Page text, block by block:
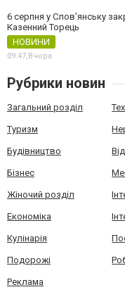
6 серпня у Слов'янську
Казенний Торець
НОВИНИ
09:47, Вчора
Рубрики новин
Загальний розділ
Туризм
Будівництво
Бізнес
Жіночий розділ
Економіка
Кулінарія
Подорожі
Реклама